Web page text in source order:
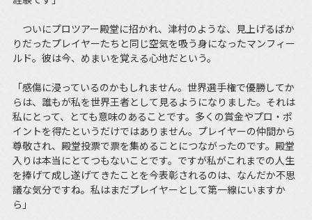
ついにプロツアー殿堂に招かれ、津村のような、見上げるばか
りだったプレイヤーたちと同じ空気を吸う身になったマンフィー
ルド。彼は今、めまいを覚える心地だという。
「感傷に浸っているのかもしれません。世界選手権で優勝してか
らは、誰もが私を世界王者として見るようになりました。それは
私にとって、とても意味のあることです。多くの賞金やプロ・ポ
イントを得たというだけではありません。プレイヤーの仲間から
尊敬され、殿堂投票で票を集めることにつながったのです。殿堂
入りは本当にとてつもないことです。ですが私がこれまでの人生
を捧げて成し遂げてきたことを今表彰されるのは、なんだか不思
議な気分ですね。私はまだプレイヤーとして第一線にいますか
ら」